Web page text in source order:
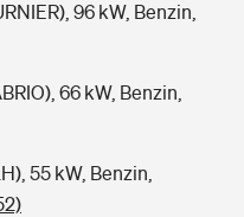
96 kW, Benzin,
66 kW, Benzin,
55 kW, Benzin,